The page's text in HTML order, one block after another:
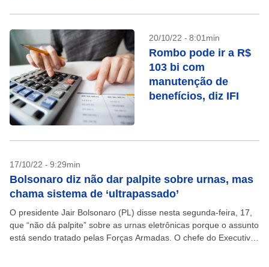
20/10/22 - 8:01min
Rombo pode ir a R$
103 bi com
manutenção de
benefícios, diz IFI
17/10/22 - 9:29min
Bolsonaro diz não dar palpite sobre urnas, mas
chama sistema de ‘ultrapassado’
O presidente Jair Bolsonaro (PL) disse nesta segunda-feira, 17,
que “não dá palpite” sobre as urnas eletrônicas porque o assunto
está sendo tratado pelas Forças Armadas. O chefe do Executivo,